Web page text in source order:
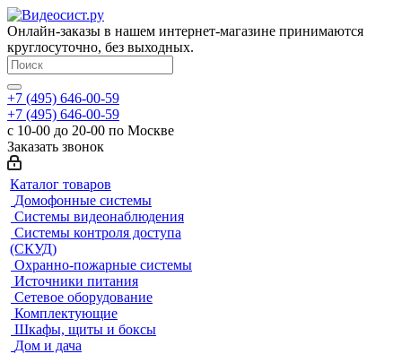
Онлайн-заказы в нашем интернет-магазине принимаются
круглосуточно, без выходных.
+7 (495) 646-00-59
+7 (495) 646-00-59
с 10-00 до 20-00 по Москве
Заказать звонок
Каталог товаров
Домофонные системы
Системы видеонаблюдения
Системы контроля доступа
(СКУД)
Охранно-пожарные системы
Источники питания
Сетевое оборудование
Комплектующие
Шкафы, щиты и боксы
Дом и дача